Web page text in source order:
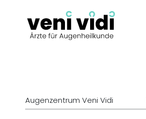
Augenzentrum Veni Vidi